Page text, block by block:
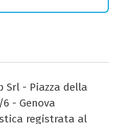
Srl - Piazza della
- Genova
registrata al